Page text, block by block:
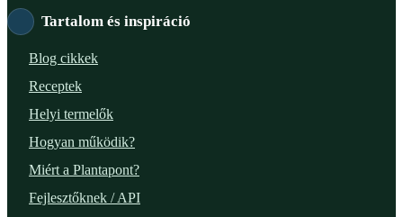
Tartalom és inspiráció
Blog cikkek
Receptek
Helyi termelők
Hogyan működik?
Miért a Plantapont?
Fejlesztőknek / API